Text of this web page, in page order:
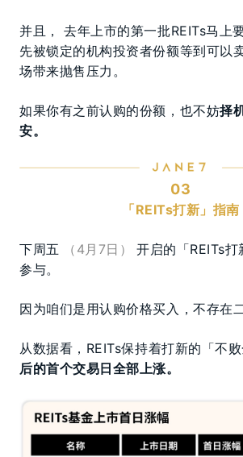
并且， 去年上市的第一批REITs马上
先被锁定的机构投资者份额等到可以
场带来抛售压力。
如果你有之前认购的份额，也不妨择
安。
03
「REITs打新」指南
下周五 （4月7日）
开启的「REITs
参与。
因为咱们是用认购价格买入，不存在
从数据看，REITs保持着打新的「不败
后的首个交易日全部上涨。